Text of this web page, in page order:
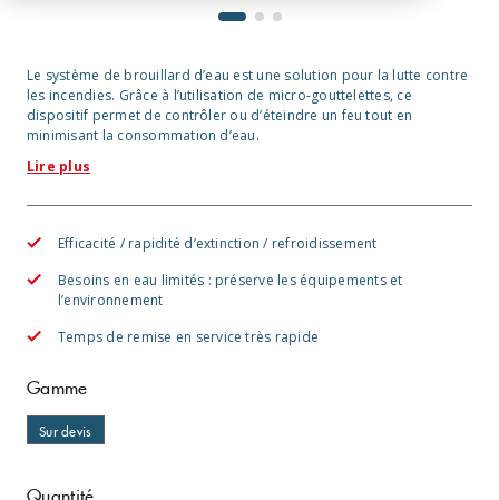
1 2 3
Le système de brouillard d’eau est une solution pour la lutte contre
les incendies. Grâce à l’utilisation de micro-gouttelettes, ce
dispositif permet de contrôler ou d’éteindre un feu tout en
minimisant la consommation d’eau.
Lire plus
Efficacité / rapidité d’extinction / refroidissement
Besoins en eau limités : préserve les équipements et
l’environnement
Temps de remise en service très rapide
Gamme
Sur devis
Quantité